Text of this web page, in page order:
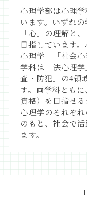
心理学部は心理
います。いずれ
「心」の理解と
目指しています
心理学」「社会
学科は「法心理
査・防犯」の4領
す。両学科とも
資格）を目指せる
心理学のそれぞ
のもと、社会で
ます。